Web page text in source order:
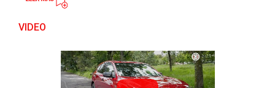
VIDEO